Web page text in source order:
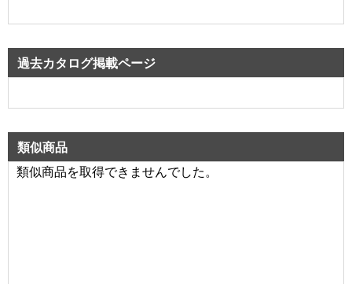
過去カタログ掲載ページ
類似商品
類似商品を取得できませんでした。